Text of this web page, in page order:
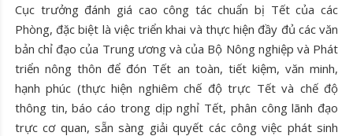
Cục trưởng đánh giá cao công tác chuẩn bị Tết của các
Phòng, đặc biệt là việc triển khai và thực hiện đầy đủ các văn
bản chỉ đạo của Trung ương và của Bộ Nông nghiệp và Phát
triển nông thôn để đón Tết an toàn, tiết kiệm, văn minh,
hạnh phúc (thực hiện nghiêm chế độ trực Tết và chế độ
thông tin, báo cáo trong dịp nghỉ Tết, phân công lãnh đạo
trực cơ quan, sẵn sàng giải quyết các công việc phát sinh